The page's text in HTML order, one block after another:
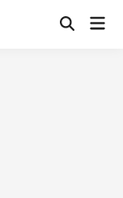
Open